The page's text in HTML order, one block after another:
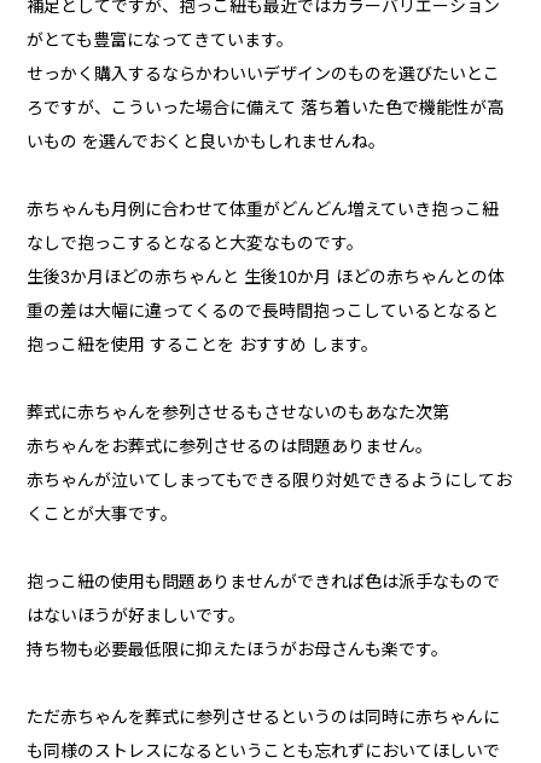
補足としてですが、抱っこ紐も最近ではカラーバリエーション
がとても豊富になってきています。
せっかく購入するならかわいいデザインのものを選びたいとこ
ろですが、こういった場合に備えて 落ち着いた色で機能性が高
いもの を選んでおくと良いかもしれませんね。
赤ちゃんも月例に合わせて体重がどんどん増えていき抱っこ紐
なしで抱っこするとなると大変なものです。
生後3か月ほどの赤ちゃんと 生後10か月 ほどの赤ちゃんとの体
重の差は大幅に違ってくるので長時間抱っこしているとなると
抱っこ紐を使用 することを おすすめ します。
葬式に赤ちゃんを参列させるもさせないのもあなた次第
赤ちゃんをお葬式に参列させるのは問題ありません。
赤ちゃんが泣いてしまってもできる限り対処できるようにしてお
くことが大事です。
抱っこ紐の使用も問題ありませんができれば色は派手なもので
はないほうが好ましいです。
持ち物も必要最低限に抑えたほうがお母さんも楽です。
ただ赤ちゃんを葬式に参列させるというのは同時に赤ちゃんに
も同様のストレスになるということも忘れずにおいてほしいで